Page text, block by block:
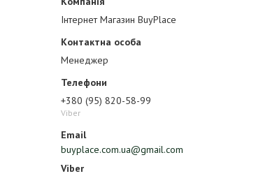
Інтернет Магазин BuyPlace
Менеджер
+380 (95) 820-58-99
Viber
buyplace.com.ua@gmail.com